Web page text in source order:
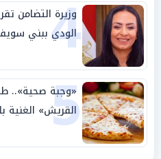
4
وزيرة التضامن
الودي ببني
5
«وجبة صحية»..
القريش» الغنية